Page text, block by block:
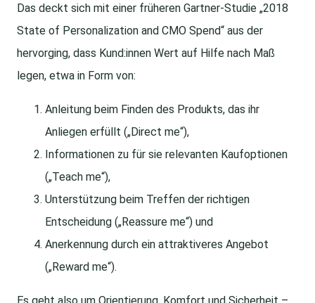
Das deckt sich mit einer früheren Gartner-Studie „2018
State of Personalization and CMO Spend“ aus der
hervorging, dass Kund:innen Wert auf Hilfe nach Maß
legen, etwa in Form von:
Anleitung beim Finden des Produkts, das ihr
Anliegen erfüllt („Direct me“),
Informationen zu für sie relevanten Kaufoptionen
(„Teach me“),
Unterstützung beim Treffen der richtigen
Entscheidung („Reassure me“) und
Anerkennung durch ein attraktiveres Angebot
(„Reward me“).